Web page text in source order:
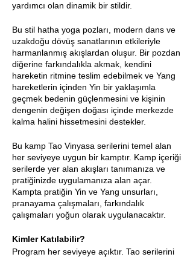
yardımcı olan dinamik bir stildir.
Bu stil hatha yoga pozları, modern dans ve
uzakdoğu dövüş sanatlarının etkileriyle
harmanlanmış akışlardan oluşur. Bir pozdan
diğerine farkındalıkla akmak, kendini
hareketin ritmine teslim edebilmek ve Yang
hareketlerin içinden Yin bir yaklaşımla
geçmek bedenin güçlenmesini ve kişinin
dengenin değişen doğası içinde merkezde
kalma halini hissetmesini destekler.
Bu kamp Tao Vinyasa serilerini temel alan
her seviyeye uygun bir kamptır. Kamp içeriği
serilerde yer alan akışları tanımanıza ve
pratiğinizde uygulamanıza alan açar.
Kampta pratiğin Yin ve Yang unsurları,
pranayama çalışmaları, farkındalık
çalışmaları yoğun olarak uygulanacaktır.
Kimler Katılabilir?
Program her seviyeye açıktır. Tao serilerini